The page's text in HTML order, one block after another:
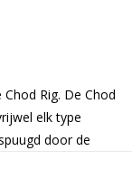
Rig. De Chod
elk type
door de